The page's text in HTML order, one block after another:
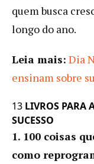
quem busca
longo do ano.
Leia mais: Dia
ensinam sobre
13 LIVROS PARA
SUCESSO
1. 100 coisas
como